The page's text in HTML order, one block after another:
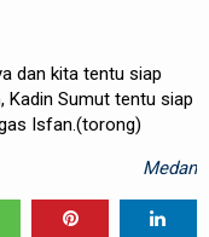
dan kita tentu siap
Kadin Sumut tentu siap
Isfan.(torong)
Medan